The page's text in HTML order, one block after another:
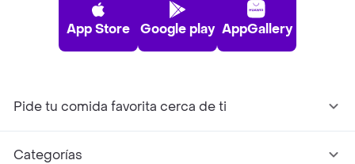
App Store Google play AppGallery
Pide tu comida favorita cerca de ti
Categorías